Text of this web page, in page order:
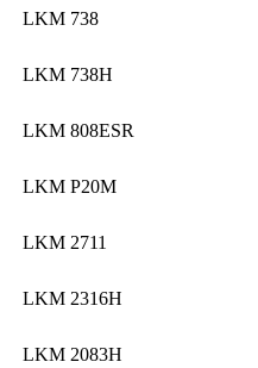
LKM 738
LKM 738H
LKM 808ESR
LKM P20M
LKM 2711
LKM 2316H
LKM 2083H